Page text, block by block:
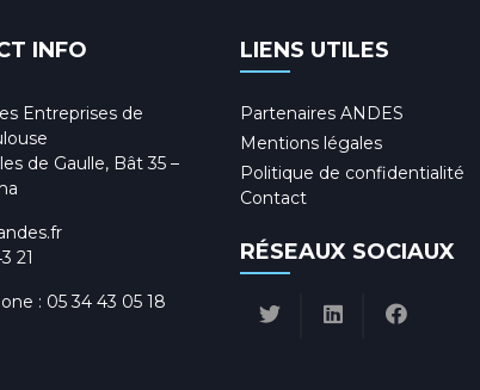
INFO
Entreprises de
de Gaulle, Bât 35 –
21
: 05 34 43 05 18
LIENS UTILES
Partenaires ANDES
Mentions légales
Politique de confidentialité
Contact
RÉSEAUX SOCIAUX